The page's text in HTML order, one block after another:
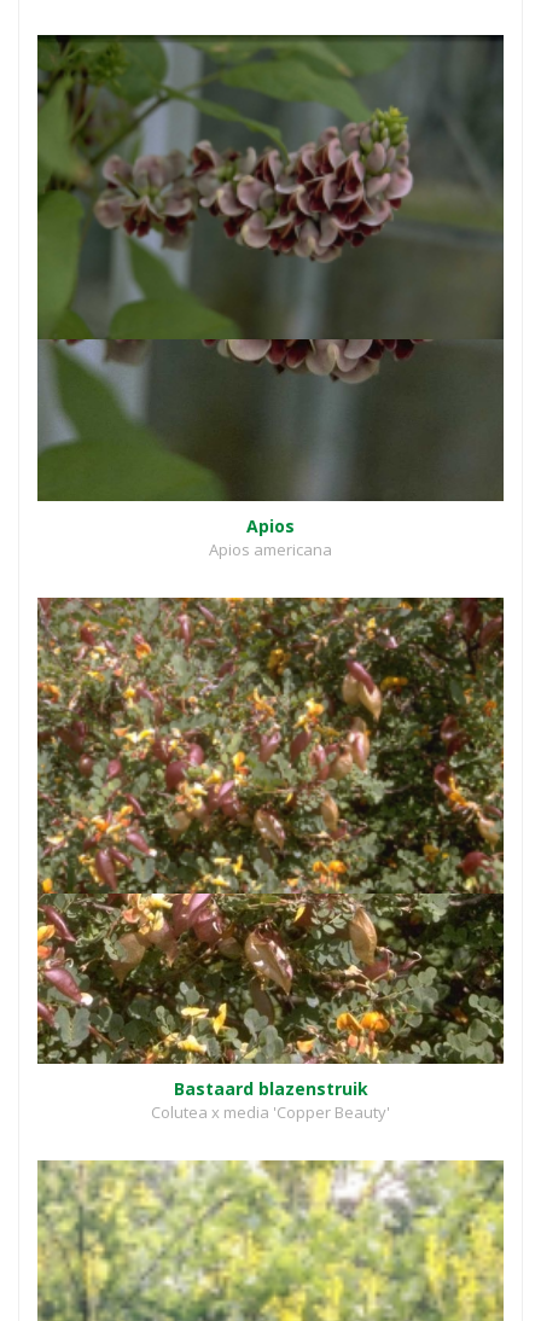
Apios
Apios americana
Bastaard blazenstruik
Colutea x media 'Copper Beauty'